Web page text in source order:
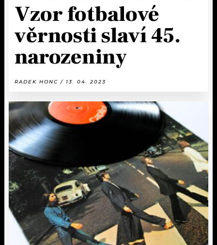
MIX
Vzor fotbalové
věrnosti slaví 45.
narozeniny
RADEK HONC / 13. 04. 2023